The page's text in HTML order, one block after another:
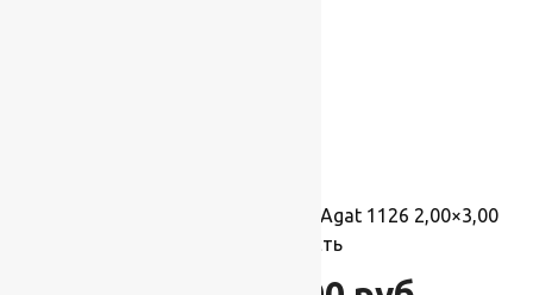
Ковер шерстяной Прямой 102 Agat 1126 2,00×3,00
м, 100% шерсть